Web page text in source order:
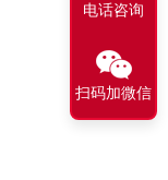
电话咨询
扫码加微信